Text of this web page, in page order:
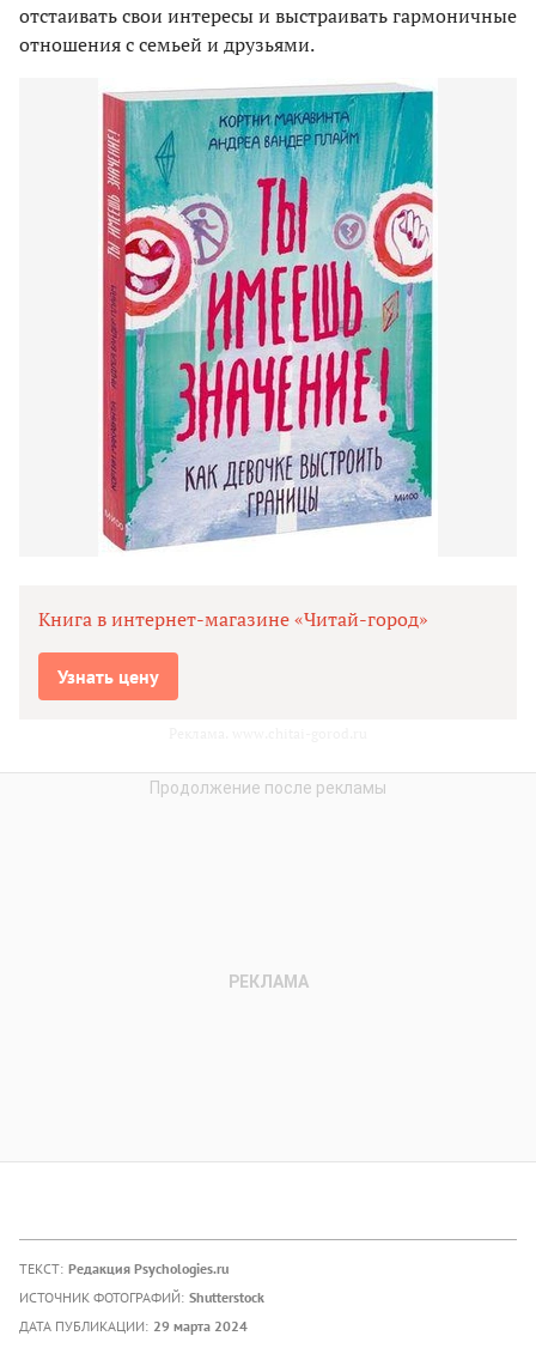
отстаивать свои интересы и выстраивать гармоничные
отношения с семьей и друзьями.
Книга в интернет-магазине «Читай-город»
Узнать цену
ТЕКСТ: Редакция Psychologies.ru
ИСТОЧНИК ФОТОГРАФИЙ: Shutterstock
ДАТА ПУБЛИКАЦИИ: 29 марта 2024